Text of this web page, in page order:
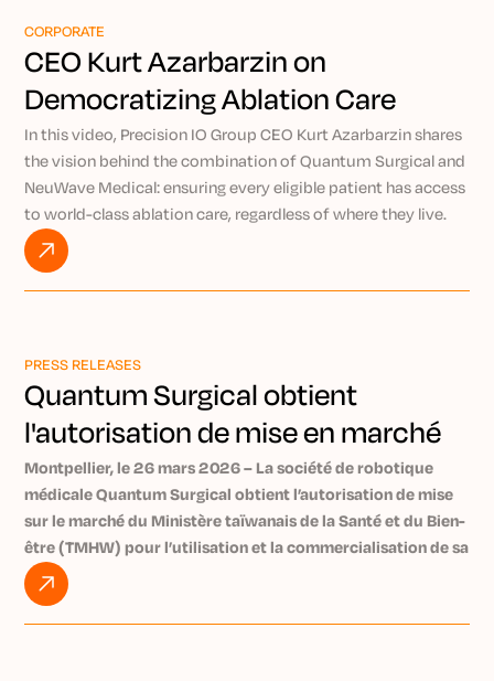
CORPORATE
CEO Kurt Azarbarzin on
Democratizing Ablation Care
Through Precision IO
In this video, Precision IO Group CEO Kurt Azarbarzin shares
the vision behind the combination of Quantum Surgical and
NeuWave Medical: ensuring every eligible patient has access
to world-class ablation care, regardless of where they live.
By pairing the AI-powered Epione® robotic platform with
NeuWave’s market-leading microwave ablation technology,
Kurt explains how Precision IO Group is working to bring
Watch VIDEO
PRESS RELEASES
Quantum Surgical obtient
l'autorisation de mise en marché
de Taïwan pour Epione
Montpellier, le 26 mars 2026 – La société de robotique
médicale Quantum Surgical obtient l’autorisation de mise
sur le marché du Ministère taïwanais de la Santé et du Bien-
être (TMHW) pour l’utilisation et la commercialisation de sa
plateforme robotique Epione® à Taïwan. Epione permet un
traitement précoce et peu invasif des tumeurs. Près de 140
000 nouveaux cas de cancer sont diagnostiqués chaque